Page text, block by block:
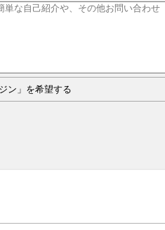
ン」を希望する